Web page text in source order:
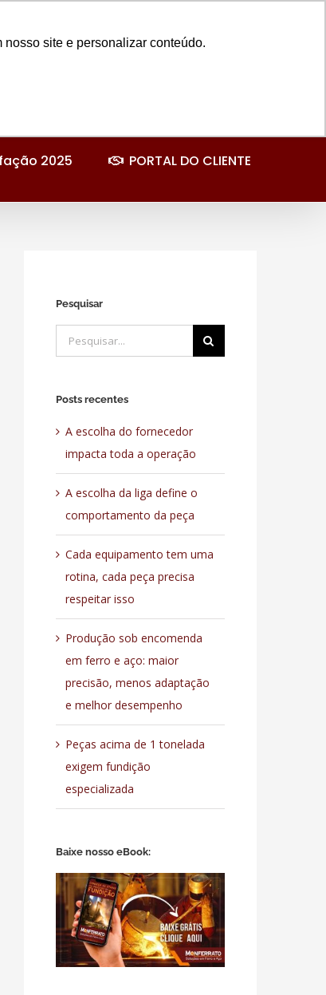
site e personalizar conteúdo.
2025 PORTAL DO CLIENTE
Pesquisar
Buscar
resultados
Posts recentes
A escolha do fornecedor
impacta toda a operação
A escolha da liga define o
comportamento da peça
Cada equipamento tem uma
rotina, cada peça precisa
respeitar isso
Produção sob encomenda
em ferro e aço: maior
precisão, menos adaptação
e melhor desempenho
Peças acima de 1 tonelada
exigem fundição
especializada
Baixe nosso eBook: